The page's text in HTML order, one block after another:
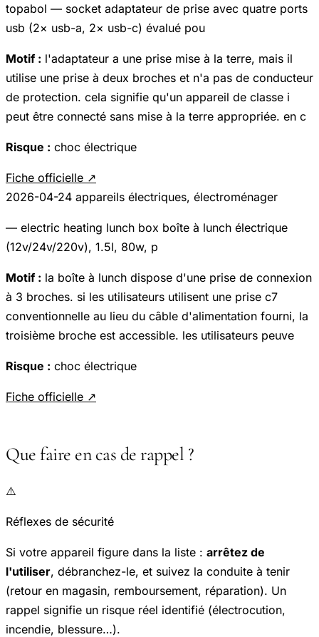
topabol — socket adaptateur de prise avec quatre ports
usb (2× usb-a, 2× usb-c) évalué pou
Motif : l'adaptateur a une prise mise à la terre, mais il
utilise une prise à deux broches et n'a pas de conducteur
de protection. cela signifie qu'un appareil de classe i
peut être connecté sans mise à la terre appropriée. en c
Risque : choc électrique
Fiche officielle ↗
2026-04-24 appareils électriques, électroménager
— electric heating lunch box boîte à lunch électrique
(12v/24v/220v), 1.5l, 80w, p
Motif : la boîte à lunch dispose d'une prise de connexion
à 3 broches. si les utilisateurs utilisent une prise c7
conventionnelle au lieu du câble d'alimentation fourni, la
troisième broche est accessible. les utilisateurs peuve
Risque : choc électrique
Fiche officielle ↗
Que faire en cas de rappel ?
⚠️
Réflexes de sécurité
Si votre appareil figure dans la liste : arrêtez de
l'utiliser, débranchez-le, et suivez la conduite à tenir
(retour en magasin, remboursement, réparation). Un
rappel signifie un risque réel identifié (électrocution,
incendie, blessure…).